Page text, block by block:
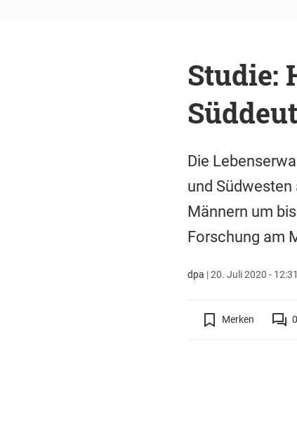
Studie:
Die
und
Männern um
Forschung am
dpa |20. Juli 2020 -
Merken 0